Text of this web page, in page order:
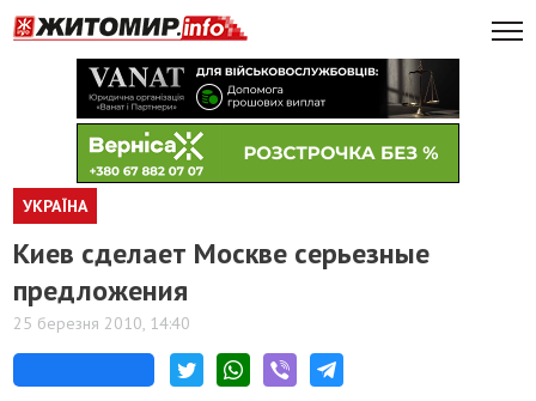
УКРАЇНА
Киев сделает Москве серьезные
предложения
25 березня 2010, 14:40